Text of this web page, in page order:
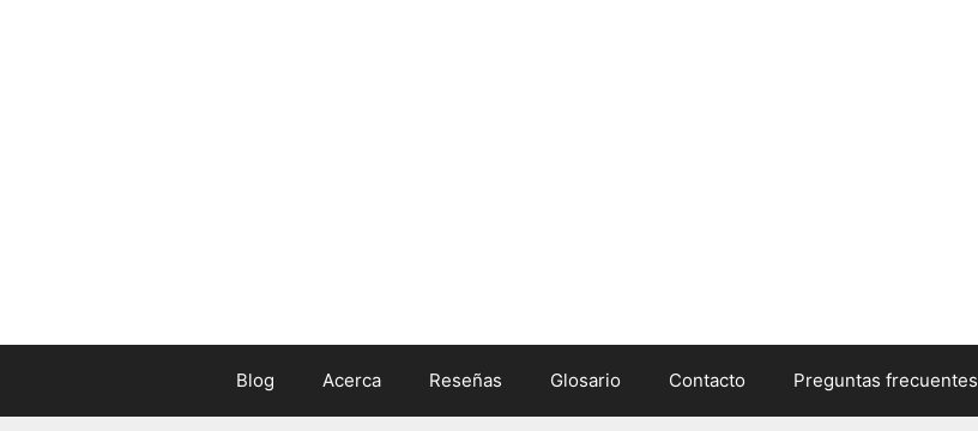
Blog Acerca Reseñas Glosario Contacto Preguntas frecuentes